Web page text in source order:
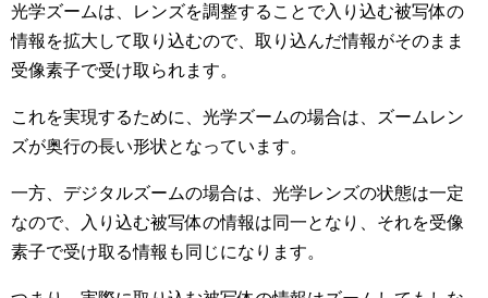
光学ズームは、レンズを調整することで入り込む被写体の
情報を拡大して取り込むので、取り込んだ情報がそのまま
受像素子で受け取られます。
これを実現するために、光学ズームの場合は、ズームレン
ズが奥行の長い形状となっています。
一方、デジタルズームの場合は、光学レンズの状態は一定
なので、入り込む被写体の情報は同一となり、それを受像
素子で受け取る情報も同じになります。